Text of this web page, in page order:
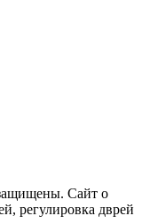
Сайт о
регулировка дврей